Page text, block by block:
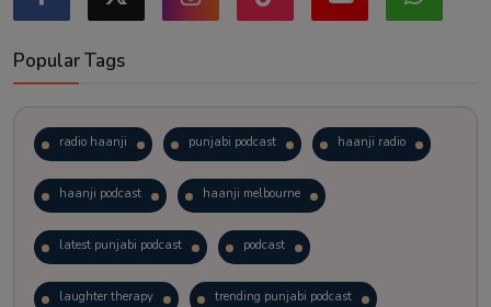
Popular Tags
radio haanji punjabi podcast haanji radio
haanji podcast haanji melbourne
latest punjabi podcast podcast
laughter therapy trending punjabi podcast